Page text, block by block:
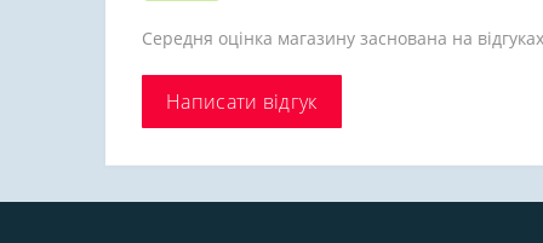
Середня оцінка магазину заснована на
Написати відгук